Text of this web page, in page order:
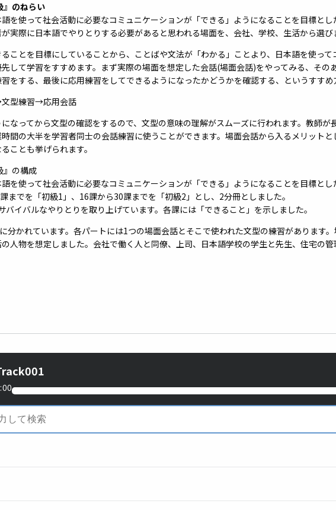
』のねらい
を使って社会活動に必要なコミュニケーションが「できる」ようになることを目標とし
実際に日本語でやりとりする必要があると思われる場面を、会社、学校、生活から選び
ことを目標にしていることから、ことばや文法が「わかる」ことより、日本語を使って
して学習をすすめます。まず実際の場面を想定した会話(場面会話)をやってみる、その
をする、最後に応用練習をしてできるようになったかどうかを確認する、というすすめ
型練習→応用会話
なってから文型の確認をするので、文型の意味の理解がスムーズに行われます。教師が
間の大半を学習者同士の会話練習に使うことができます。場面会話から入るメリット
ことも挙げられます。
』の構成
を使って社会活動に必要なコミュニケーションが「できる」ようになることを目標とし
までを「初級1」、16課から30課までを「初級2」とし、2分冊としました。
バイバルなやりとりを取り上げています。各課には「できること」を示しました。
分かれています。各パートには1つの場面会話とそこで使われた文型の練習があります
人物を想定しました。会社で働く人と同僚、上司、日本語学校の学生と先生、住宅の